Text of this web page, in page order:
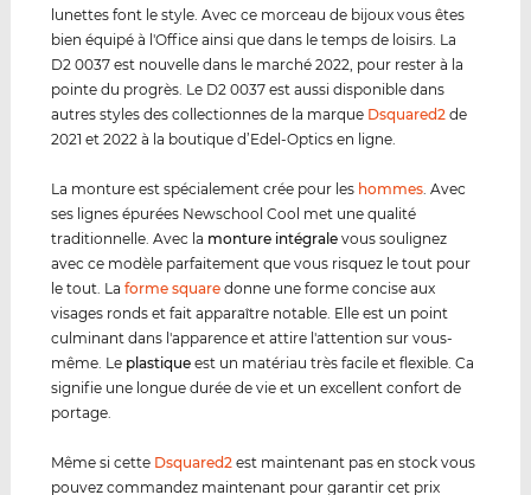
lunettes font le style. Avec ce morceau de bijoux vous êtes
bien équipé à l'Office ainsi que dans le temps de loisirs. La
D2 0037 est nouvelle dans le marché 2022, pour rester à la
pointe du progrès. Le D2 0037 est aussi disponible dans
autres styles des collectionnes de la marque Dsquared2 de
2021 et 2022 à la boutique d’Edel-Optics en ligne.
La monture est spécialement crée pour les hommes . Avec
ses lignes épurées Newschool Cool met une qualité
traditionnelle. Avec la monture intégrale vous soulignez
avec ce modèle parfaitement que vous risquez le tout pour
le tout. Laforme square donne une forme concise aux
visages ronds et fait apparaître notable. Elle est un point
culminant dans l'apparence et attire l'attention sur vous-
même. Le plastique est un matériau très facile et flexible. Ca
signifie une longue durée de vie et un excellent confort de
portage.
Même si cette Dsquared2 est maintenant pas en stock vous
pouvez commandez maintenant pour garantir cet prix